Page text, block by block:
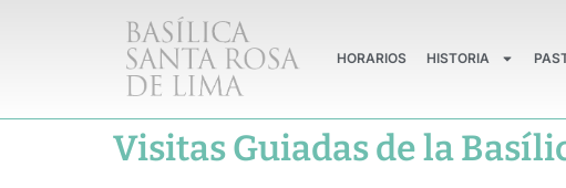
HORARIOS HISTORIA
Visitas Guiadas de la